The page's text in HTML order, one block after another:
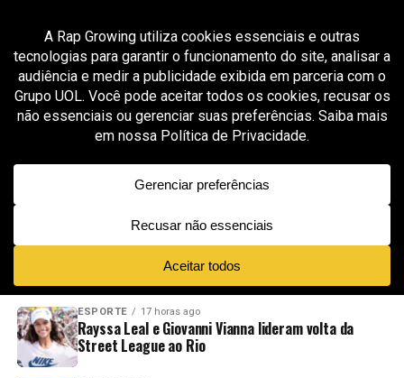
All posts tagged "mozin"
MÚSICA 7 meses ago
Caio Luccas se une a Major RD no single “6×1”
e reforça sua fase mais trap
NOVIDADES EM ALTA VÍDEOS
ESPORTE 17 horas ago
Rayssa Leal e Giovanni Vianna lideram volta da
Street League ao Rio